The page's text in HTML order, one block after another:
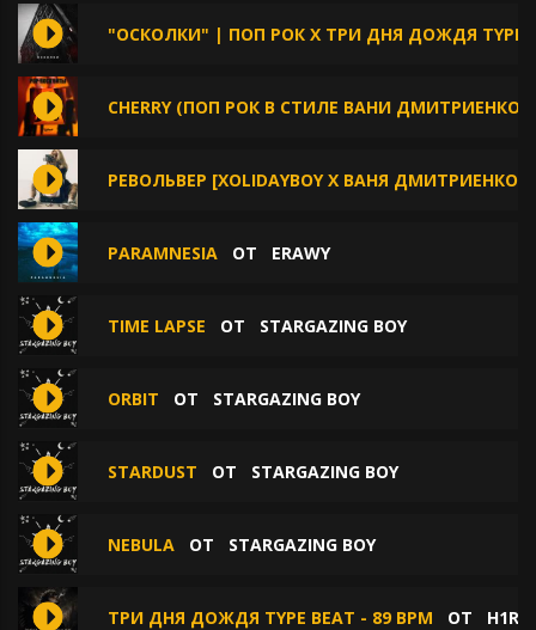
"ОСКОЛКИ" | ПОП РОК X ТРИ ДНЯ ДОЖДЯ TYPE
CHERRY (ПОП РОК В СТИЛЕ ВАНИ ДМИТРИЕНКО)
РЕВОЛЬВЕР [XOLIDAYBOY Х ВАНЯ ДМИТРИЕНКО
PARAMNESIA ОТ ERAWY
TIME LAPSE ОТ STARGAZING BOY
ORBIT ОТ STARGAZING BOY
STARDUST ОТ STARGAZING BOY
NEBULA ОТ STARGAZING BOY
ТРИ ДНЯ ДОЖДЯ TYPE BEAT - 89 BPM ОТ